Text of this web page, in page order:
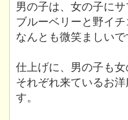
男の子は、女の子に
ブルーベリーと野イ
なんとも微笑ましい
仕上げに、男の子も
それぞれ来ているお
す。